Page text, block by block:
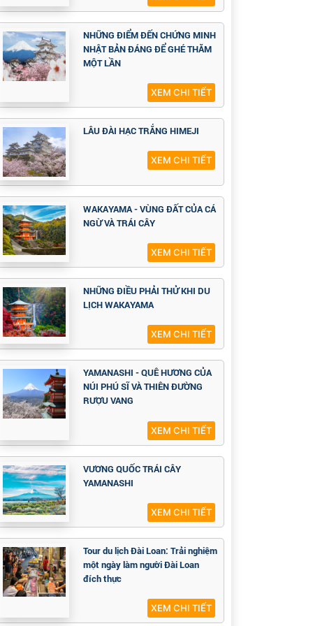
NHỮNG ĐIỂM ĐẾN CHỨNG MINH
NHẬT BẢN ĐÁNG ĐỂ GHÉ THĂM
MỘT LẦN
XEM CHI TIẾT
LÂU ĐÀI HẠC TRẮNG HIMEJI
XEM CHI TIẾT
WAKAYAMA - VÙNG ĐẤT CỦA CÁ
NGỪ VÀ TRÁI CÂY
XEM CHI TIẾT
NHỮNG ĐIỀU PHẢI THỬ KHI DU
LỊCH WAKAYAMA
XEM CHI TIẾT
YAMANASHI - QUÊ HƯƠNG CỦA
NÚI PHÚ SĨ VÀ THIÊN ĐƯỜNG
RƯỢU VANG
XEM CHI TIẾT
VƯƠNG QUỐC TRÁI CÂY
YAMANASHI
XEM CHI TIẾT
Tour du lịch Đài Loan: Trải nghiệm
một ngày làm người Đài Loan
đích thực
XEM CHI TIẾT